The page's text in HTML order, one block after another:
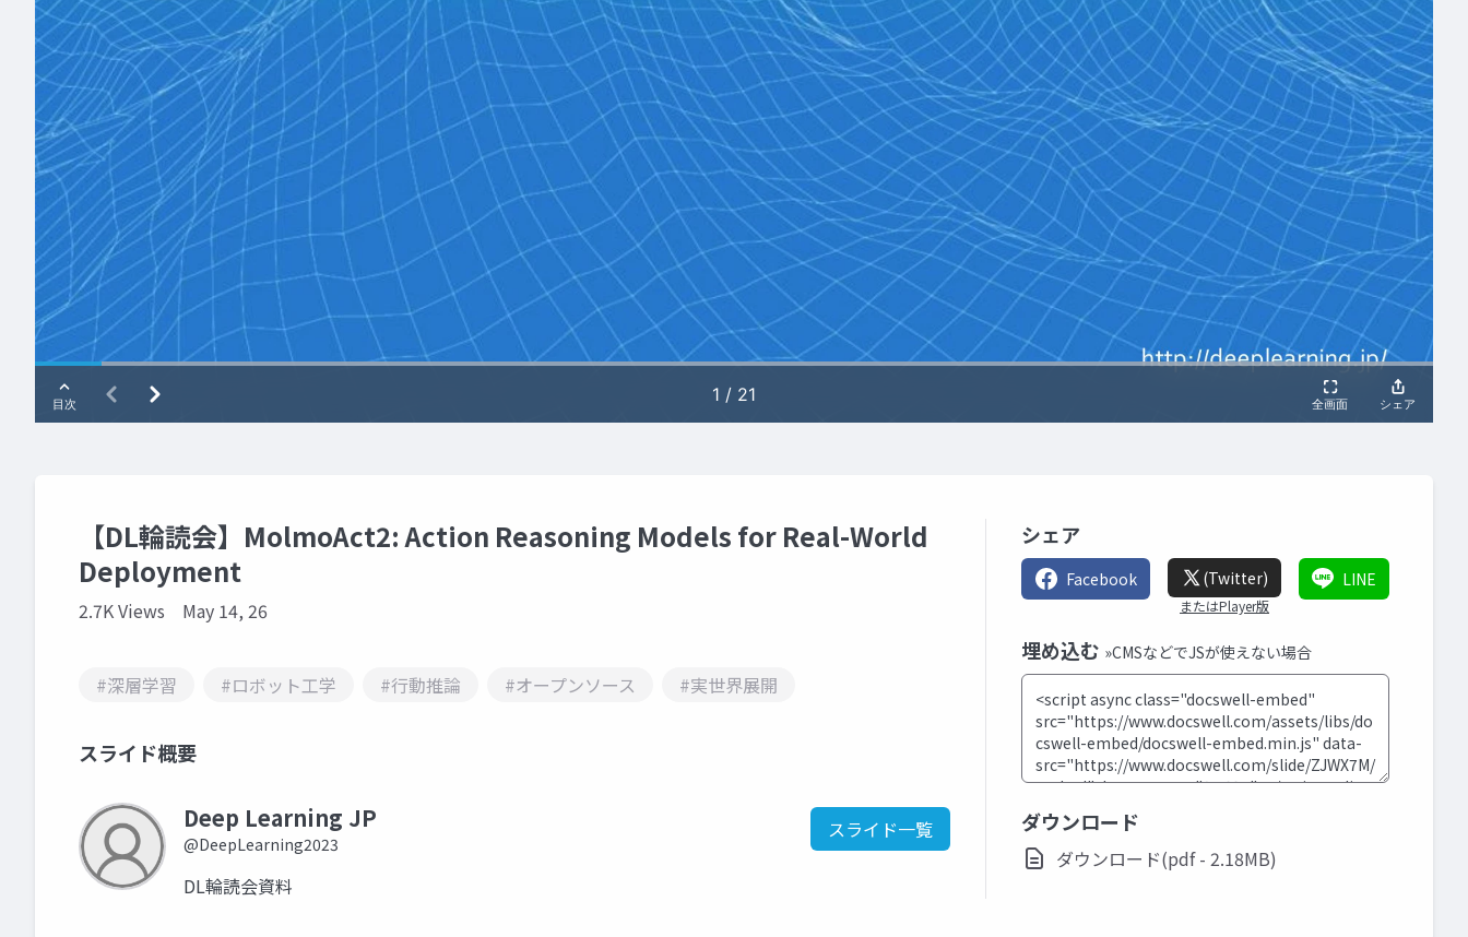
【DL輪読会】MolmoAct2: Action Reasoning Models for Real-World
Deployment
2.7K Views May 14, 26
#深層学習 #ロボット工学 #行動推論 #オープンソース #実世界展開
スライド概要
Deep Learning JP
@DeepLearning2023
スライド一覧
DL輪読会資料
シェア
Facebook (Twitter)
またはPlayer版
LINE
埋め込む »CMSなどでJSが使えない場合
ダウンロード
ダウンロード(pdf - 2.18MB)